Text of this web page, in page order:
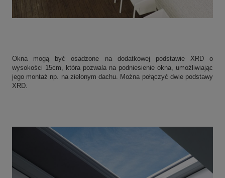
Okna mogą być osadzone na dodatkowej podstawie XRD o
wysokości 15cm, która pozwala na podniesienie okna, umożliwiając
jego montaż np. na zielonym dachu. Można połączyć dwie podstawy
XRD.